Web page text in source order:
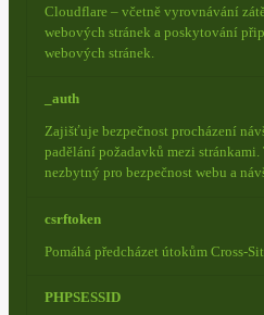
Cloudflare – včetně vyrovnávání
webových stránek a poskytování
webových stránek.
_auth
Zajišťuje bezpečnost procházení
padělání požadavků mezi
nezbytný pro bezpečnost webu a
csrftoken
Pomáhá předcházet útokům Cross-
PHPSESSID